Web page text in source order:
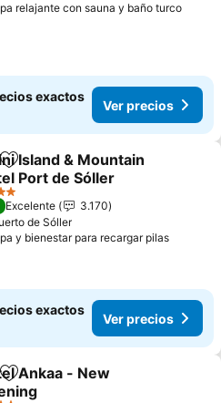
relajante con sauna y baño turco
exactos
Ver precios
Agregar a favoritos
Island & Mountain
Port de Sóller
Excelente
3.170
de Sóller
y bienestar para recargar pilas
exactos
Ver precios
Agregar a favoritos
Ankaa - New